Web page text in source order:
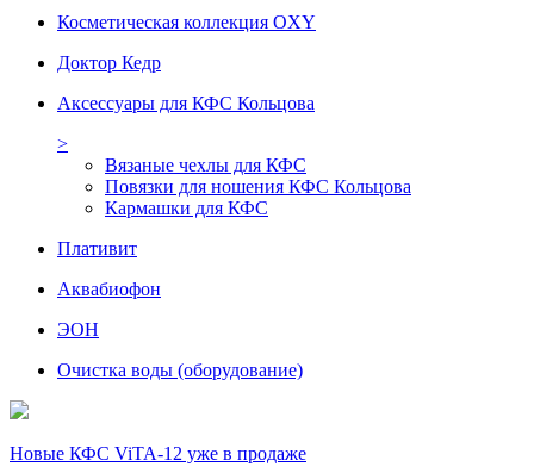
Косметическая коллекция OXY
Доктор Кедр
Аксессуары для КФС Кольцова
>
Вязаные чехлы для КФС
Повязки для ношения КФС Кольцова
Кармашки для КФС
Плативит
Аквабиофон
ЭОН
Очистка воды (оборудование)
Новые КФС ViTA-12 уже в продаже